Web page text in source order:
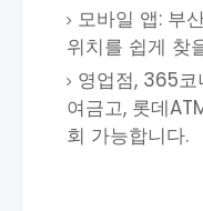
모바일 앱: 부
위치를 쉽게 찾
영업점, 365
여금고, 롯데
회 가능합니다.